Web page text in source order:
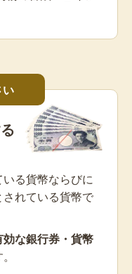
い
る貨幣ならびに
れている貨幣で
効な銀行券・貨幣